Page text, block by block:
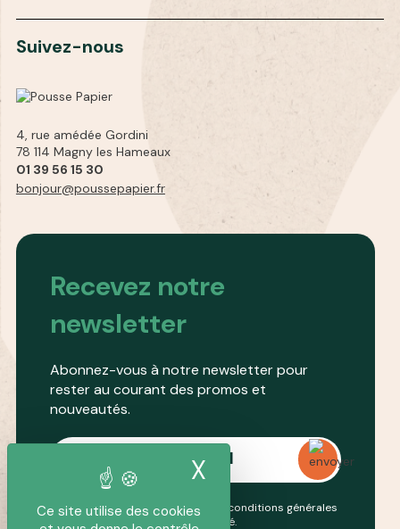
Ce site utilise des cookies
X Masquer le
4, rue amédée Gordini
78 114 Magny les Hameaux
01 39 56 15 30
bonjour@poussepapier.fr
Recevez notre
newsletter
Abonnez-vous à notre newsletter pour
rester au courant des promos et
nouveautés.
En continuant, vous acceptez nos conditions générales
et notre politique de confidentialité.
Suivez-nous